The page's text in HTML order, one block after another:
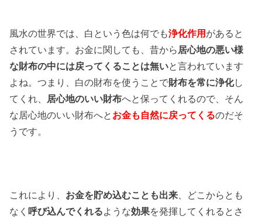
風水の世界では、白という色は何でも浄化作用 があると
されています。お金に関しても、昔から 居心地の悪い様
な財布の中には戻ってくることは無いと言われています
よね。つまり、白の財布を使うことで財布を常に浄化し
てくれ、 居心地のいい財布へと保ってくれるので、そん
な居心地のいい財布へと お金も自然に戻ってくるのだそ
うです。
これにより、 お金を貯め込むことも出来 、どこからとも
なく呼び込んでくれるような効果を発揮してくれるとさ